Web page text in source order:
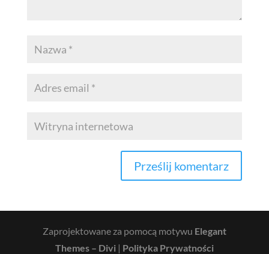
Zaprojektowane za pomocą motywu Elegant
Themes – Divi | Polityka Prywatności